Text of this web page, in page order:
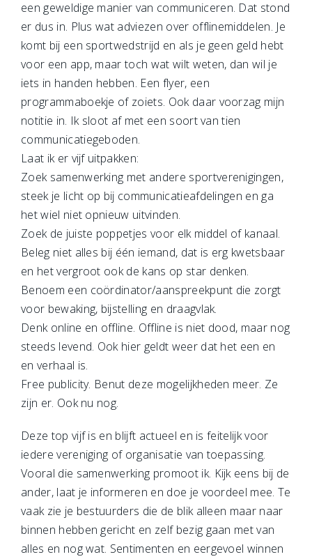
een geweldige manier van communiceren. Dat stond
er dus in. Plus wat adviezen over offlinemiddelen. Je
komt bij een sportwedstrijd en als je geen geld hebt
voor een app, maar toch wat wilt weten, dan wil je
iets in handen hebben. Een flyer, een
programmaboekje of zoiets. Ook daar voorzag mijn
notitie in. Ik sloot af met een soort van tien
communicatiegeboden.
Laat ik er vijf uitpakken:
Zoek samenwerking met andere sportverenigingen,
steek je licht op bij communicatieafdelingen en ga
het wiel niet opnieuw uitvinden.
Zoek de juiste poppetjes voor elk middel of kanaal.
Beleg niet alles bij één iemand, dat is erg kwetsbaar
en het vergroot ook de kans op star denken.
Benoem een coördinator/aanspreekpunt die zorgt
voor bewaking, bijstelling en draagvlak.
Denk online en offline. Offline is niet dood, maar nog
steeds levend. Ook hier geldt weer dat het een en
en verhaal is.
Free publicity. Benut deze mogelijkheden meer. Ze
zijn er. Ook nu nog.
Deze top vijf is en blijft actueel en is feitelijk voor
iedere vereniging of organisatie van toepassing.
Vooral die samenwerking promoot ik. Kijk eens bij de
ander, laat je informeren en doe je voordeel mee. Te
vaak zie je bestuurders die de blik alleen maar naar
binnen hebben gericht en zelf bezig gaan met van
alles en nog wat. Sentimenten en eergevoel winnen